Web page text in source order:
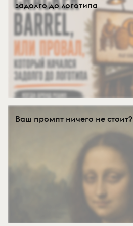
задолго до логотипа
Ваш промпт ничего не стоит?